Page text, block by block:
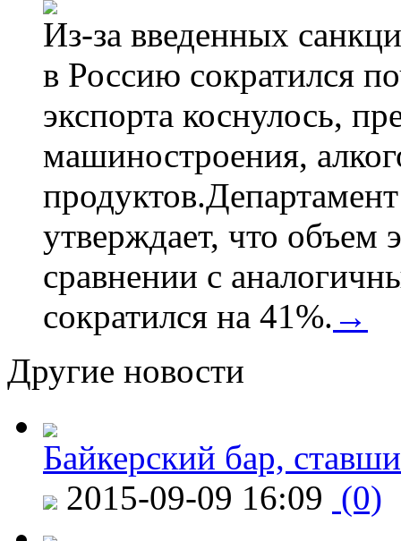
Из-за введенных
в Россию сократился
экспорта коснулось,
машиностроения,
утверждает, что объем
сравнении с
сократился на 41%. →
Другие новости
Байкерский бар,
2015-09-09 16:09 (0)